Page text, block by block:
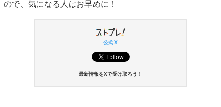
ので、気になる人はお早めに！
公式 X
最新情報をXで受け取ろう！